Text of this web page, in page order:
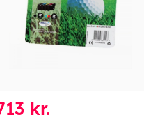
kr.